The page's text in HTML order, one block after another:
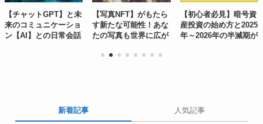
【チャットGPT】と未
来のコミュニケーショ
ン【AI】との日常会話
【写真NFT】がもたら
す新たな可能性！あな
たの写真も世界に広が
【初心者必見】暗号資
産投資の始め方と2025
年～2026年の半減期が
新着記事 人気記事